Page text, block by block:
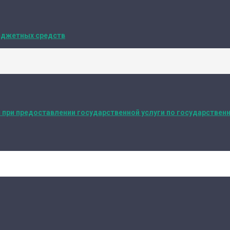
средств
предоставлении государственной услуги по
актов гражданского состояния с территории
О